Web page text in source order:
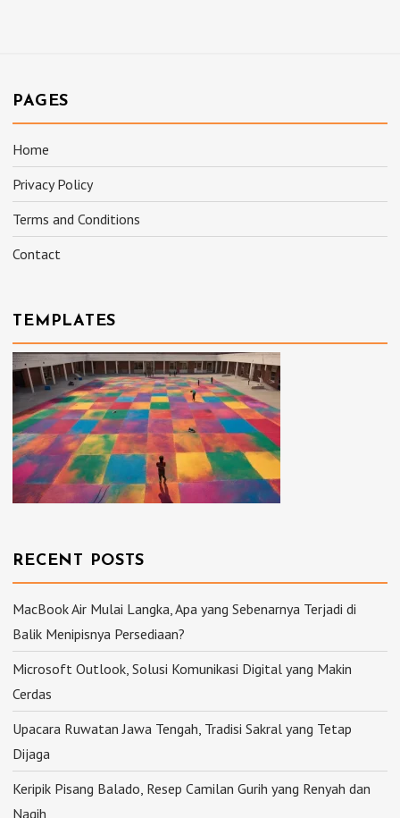
PAGES
Home
Privacy Policy
Terms and Conditions
Contact
TEMPLATES
RECENT POSTS
MacBook Air Mulai Langka, Apa yang Sebenarnya Terjadi di
Balik Menipisnya Persediaan?
Microsoft Outlook, Solusi Komunikasi Digital yang Makin
Cerdas
Upacara Ruwatan Jawa Tengah, Tradisi Sakral yang Tetap
Dijaga
Keripik Pisang Balado, Resep Camilan Gurih yang Renyah dan
Nagih